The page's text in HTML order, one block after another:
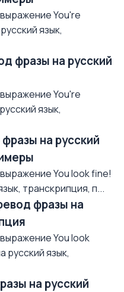
You're
язык,
фразы на русский
You're
язык,
на русский
You look fine!
транскрипция, п...
фразы на
You look
язык,
на русский